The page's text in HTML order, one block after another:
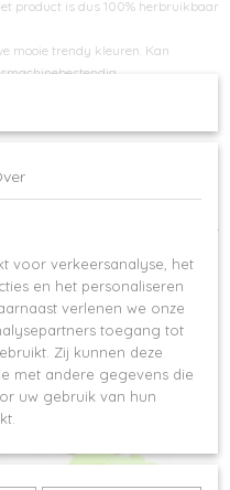
product is dus 100% herbruikbaar
mooie trendy kleuren. Kan
en het milieu.
voor verkeersanalyse, het
en het personaliseren
verlenen we onze
toegang tot
Zij kunnen deze
met andere gegevens die
uw gebruik van hun